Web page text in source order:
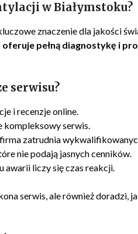
w Białymstoku?
znaczenie dla jakości
oferuje pełną diagnostykę i
serwisu?
i recenzje online.
kompleksowy serwis.
zatrudnia
nie podają jasnych cenników.
awarii liczy się czas reakcji.
serwis, ale również doradzi,